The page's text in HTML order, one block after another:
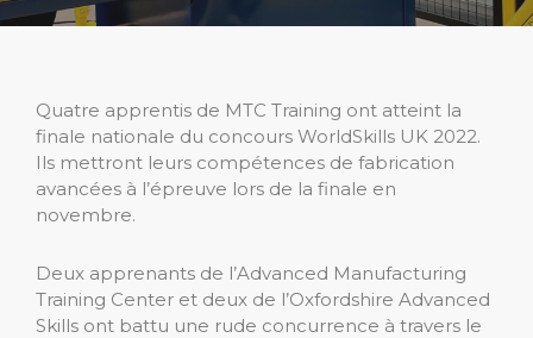
Quatre apprentis de MTC Training ont atteint la
finale nationale du concours WorldSkills UK 2022.
Ils mettront leurs compétences de fabrication
avancées à l’épreuve lors de la finale en
novembre.
Deux apprenants de l’Advanced Manufacturing
Training Center et deux de l’Oxfordshire Advanced
Skills ont battu une rude concurrence à travers le